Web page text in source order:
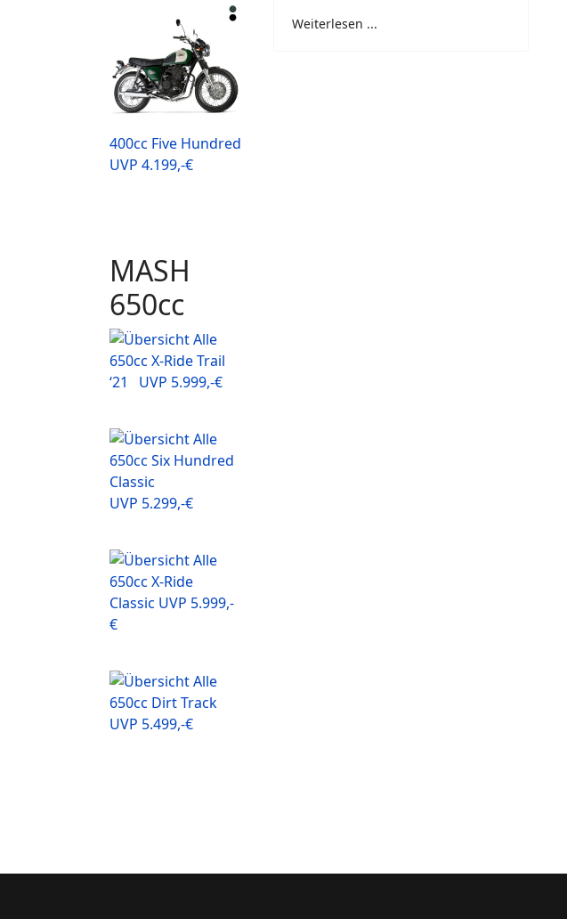
400cc Five Hundred
UVP 4.199,-€
MASH
650cc
650cc X-Ride Trail
‘21 UVP 5.999,-€
650cc Six Hundred
Classic
UVP 5.299,-€
650cc X-Ride
Classic UVP 5.999,-
€
650cc Dirt Track
UVP 5.499,-€
Weiterlesen ...